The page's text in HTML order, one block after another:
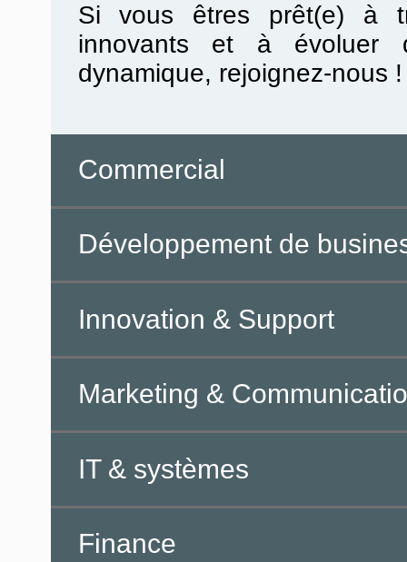
Si vous êtres prêt(e) à
innovants et à évoluer
dynamique, rejoignez-nous
Commercial
Développement de
Innovation & Support
Marketing &
IT & systèmes
Finance